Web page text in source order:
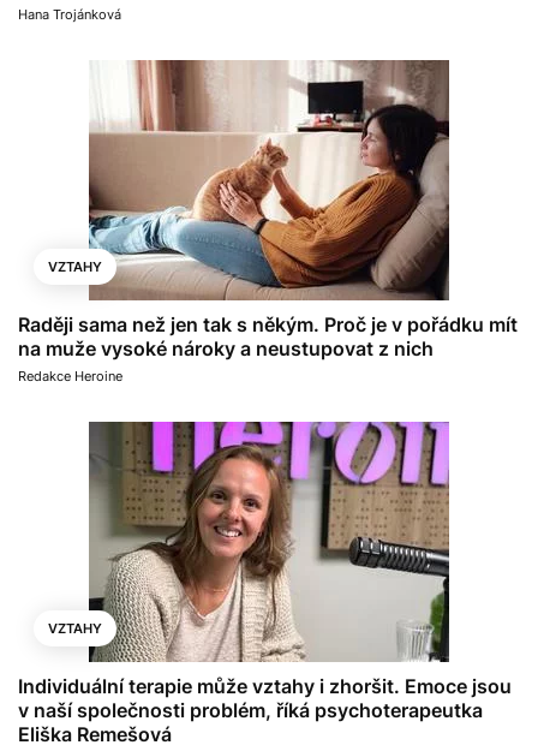
Hana Trojánková
VZTAHY
Raději sama než jen tak s někým. Proč je v pořádku mít
na muže vysoké nároky a neustupovat z nich
Redakce Heroine
VZTAHY
Individuální terapie může vztahy i zhoršit. Emoce jsou
v naší společnosti problém, říká psychoterapeutka
Eliška Remešová